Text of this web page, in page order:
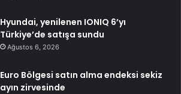
Hyundai, yenilenen IONIQ 6’yı
Türkiye’de satışa sundu
Ağustos 6, 2026
Euro Bölgesi satın alma endeksi sekiz
ayın zirvesinde